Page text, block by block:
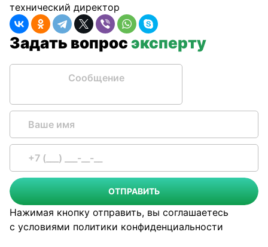
технический директор
Задать вопросэксперту
ОТПРАВИТЬ
Нажимая кнопку отправить, вы соглашаетесь
с условиями политики конфиденциальности